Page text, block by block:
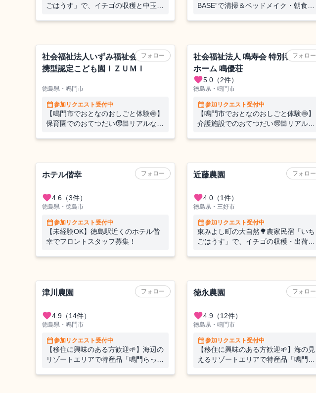
ごはうす」で、イチゴの収穫と中玉ト
BASE”で清掃＆ベッドメイク・朝食づ
フォロー
社会福祉法人いずみ福祉会 幼保連
携型認定こども園ＩＺＵＭＩ
徳島県・鳴門市
calendar_month参加リクエスト受付中
【鳴門市でおとなのおしごと体験🍥】
保育園でのおてつだい🧒🏻リアルな福
フォロー
社会福祉法人 鳴寿会 特別養護老人
ホーム 鳴優荘
favorite5.0 （2件）
徳島県・鳴門市
calendar_month参加リクエスト受付中
【鳴門市でおとなのおしごと体験🍥】
介護施設でのおてつだい🧓🏻リアルな
フォロー
ホテル偕幸
favorite4.6 （3件）
徳島県・徳島市
calendar_month参加リクエスト受付中
【未経験OK】徳島駅近くのホテル偕
幸でフロントスタッフ募集！
フォロー
近藤農園
favorite4.0 （1件）
徳島県・三好市
calendar_month参加リクエスト受付中
東みよし町の大自然🌳農家民宿「いち
ごはうす」で、イチゴの収穫・出荷・
フォロー
津川農園
favorite4.9 （14件）
徳島県・鳴門市
calendar_month参加リクエスト受付中
【移住に興味のある方歓迎🌱】海辺の
リゾートエリアで特産品「鳴門らっき
フォロー
徳永農園
favorite4.9 （12件）
徳島県・鳴門市
calendar_month参加リクエスト受付中
【移住に興味のある方歓迎🌱】海の見
えるリゾートエリアで特産品「鳴門ら